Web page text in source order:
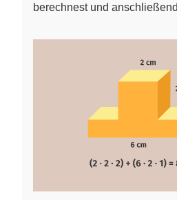
berechnest und